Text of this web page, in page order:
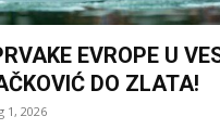
EVROPE U
DO ZLATA!
1, 2026